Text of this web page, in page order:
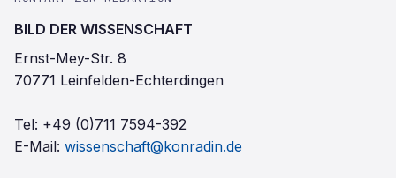
BILD DER WISSENSCHAFT
Ernst-Mey-Str. 8
70771 Leinfelden-Echterdingen
Tel: +49 (0)711 7594-392
E-Mail: wissenschaft@konradin.de